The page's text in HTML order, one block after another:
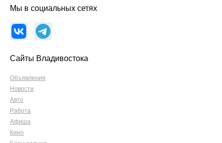
Мы в социальных сетях
Сайты Владивостока
Объявления
Новости
Авто
Работа
Афиша
Кино